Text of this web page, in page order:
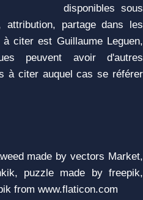
disponibles sous
attribution, partage dans les
citer est Guillaume Leguen,
peuvent avoir d'autres
à citer auquel cas se référer
made by vectors Market,
puzzle made by freepik,
from www.flaticon.com